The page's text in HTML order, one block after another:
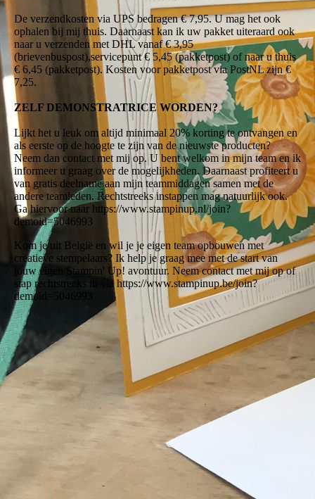
De verzendkosten via UPS bedragen € 7,95. U mag het ook
ophalen bij mij thuis. Daarnaast kan ik uw pakket uiteraard ook
naar u verzenden met DHL vanaf € 3,95
(brievenbuspost),servicepunt € 5,45 (pakketpost) of naar u thuis
€ 6,45 (pakketpost). Kosten voor pakketpost via PostNL zijn €
7,25.
ZELF DEMONSTRATRICE WORDEN?
Lijkt het u leuk om altijd minimaal 20% korting te ontvangen en
als eerste op de hoogte te zijn van de nieuwste producten?
Neem dan contact met mij op. U bent welkom in mijn team en ik
informeer u graag over de mogelijkheden. Daarnaast profiteert u
van gratis deelname aan mijn teammiddagen samen met de
andere teamleden. Rechtstreeks instappen mag natuurlijk ook.
Ga hiervoor naar https://www.stampinup.nl/join?
demoid=5046993
Kom je uit België en wil je je eigen team opbouwen met
creatieve stempelaars? Ik help je graag mee met de start van
jouw eigen Stampin' Up! avontuur. Neem contact met mij op of
stap rechtstreeks in via https://www.stampinup.be/join?
demoid=5046993